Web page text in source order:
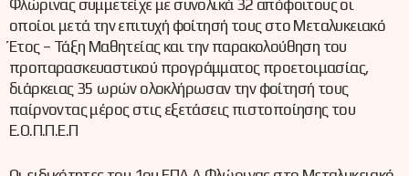
Φλώρινας συμμετείχε με συνολικά 32 απόφοιτους οι
οποίοι μετά την επιτυχή φοίτησή τους στο Μεταλυκειακό
Έτος – Τάξη Μαθητείας και την παρακολούθηση του
προπαρασκευαστικού προγράμματος προετοιμασίας,
διάρκειας 35 ωρών ολοκλήρωσαν την φοίτησή τους
παίρνοντας μέρος στις εξετάσεις πιστοποίησης του
Ε.Ο.Π.Π.Ε.Π